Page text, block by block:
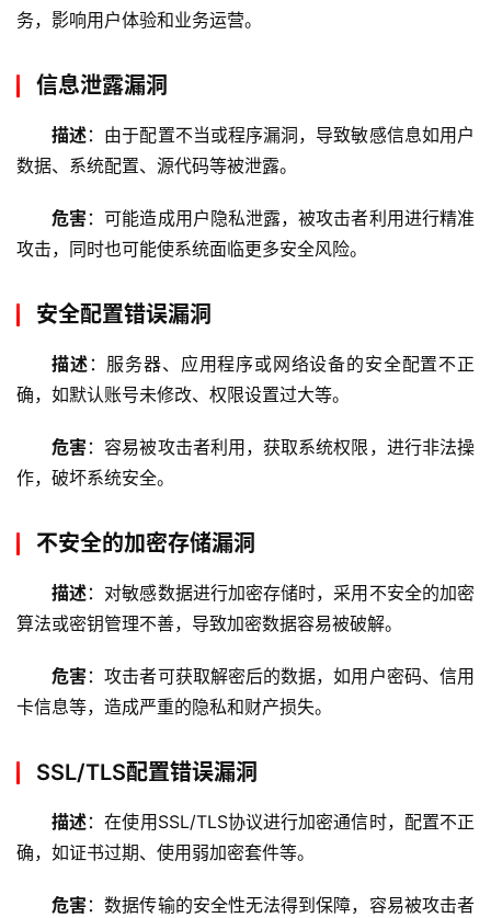
D
务
网
站
络
n
务，影响用户体验和业务运营。
信息泄露漏洞
描述：由于配置不当或程序漏洞，导致敏感信息如用户
数据、系统配置、源代码等被泄露。
危害：可能造成用户隐私泄露，被攻击者利用进行精准
攻击，同时也可能使系统面临更多安全风险。
安全配置错误漏洞
描述 ：服务器、应用程序或网络设备的安全配置不正
确，如默认账号未修改、权限设置过大等。
危害：容易被攻击者利用，获取系统权限，进行非法操
作，破坏系统安全。
不安全的加密存储漏洞
描述：对敏感数据进行加密存储时，采用不安全的加密
算法或密钥管理不善，导致加密数据容易被破解。
危害：攻击者可获取解密后的数据，如用户密码、信用
卡信息等，造成严重的隐私和财产损失。
SSL/TLS配置错误漏洞
描述：在使用SSL/TLS协议进行加密通信时，配置不正
确，如证书过期、使用弱加密套件等。
危害：数据传输的安全性无法得到保障，容易被攻击者